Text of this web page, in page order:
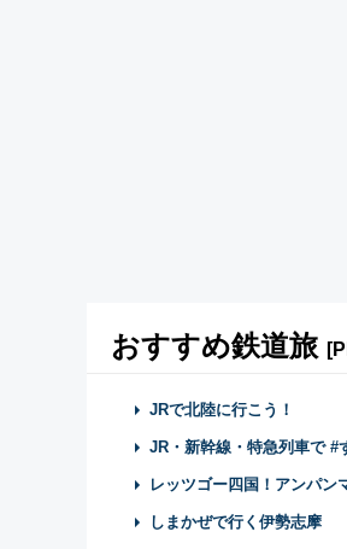
おすすめ鉄道旅
JRで北陸に行こう！
JR・新幹線・特急列車で #
レッツゴー四国！アンパン
しまかぜで行く伊勢志摩